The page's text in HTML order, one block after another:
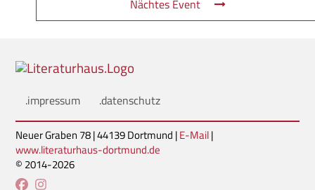
Nächtes Event
.impressum .datenschutz
Neuer Graben 78 | 44139 Dortmund |E-Mail|
www.literaturhaus-dortmund.de
© 2014-2026